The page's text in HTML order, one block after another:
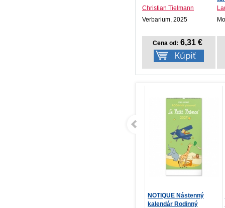
Christian Tielmann
Verbarium, 2025
Cena od: 6,31 €
NOTIQUE Nástenný
kalendár Rodinný